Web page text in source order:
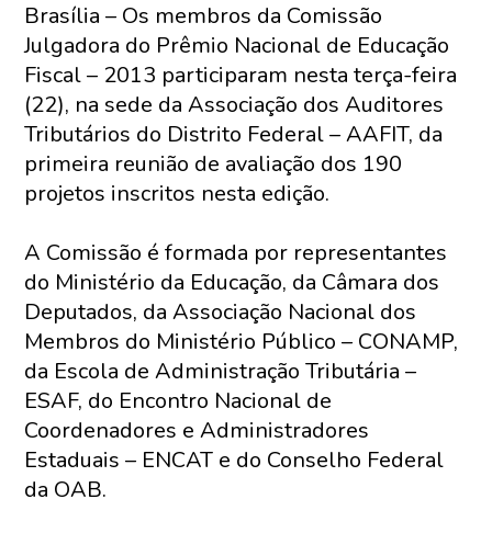
Brasília – Os membros da Comissão
Julgadora do Prêmio Nacional de Educação
Fiscal – 2013 participaram nesta terça-feira
(22), na sede da Associação dos Auditores
Tributários do Distrito Federal – AAFIT, da
primeira reunião de avaliação dos 190
projetos inscritos nesta edição.
A Comissão é formada por representantes
do Ministério da Educação, da Câmara dos
Deputados, da Associação Nacional dos
Membros do Ministério Público – CONAMP,
da Escola de Administração Tributária –
ESAF, do Encontro Nacional de
Coordenadores e Administradores
Estaduais – ENCAT e do Conselho Federal
da OAB.